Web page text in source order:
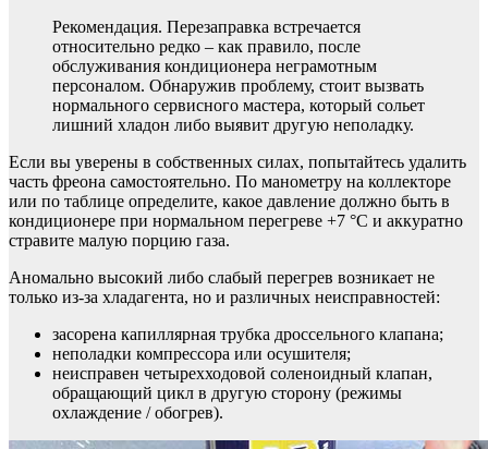
Рекомендация. Перезаправка встречается
относительно редко – как правило, после
обслуживания кондиционера неграмотным
персоналом. Обнаружив проблему, стоит вызвать
нормального сервисного мастера, который сольет
лишний хладон либо выявит другую неполадку.
Если вы уверены в собственных силах, попытайтесь удалить
часть фреона самостоятельно. По манометру на коллекторе
или по таблице определите, какое давление должно быть в
кондиционере при нормальном перегреве +7 °С и аккуратно
стравите малую порцию газа.
Аномально высокий либо слабый перегрев возникает не
только из-за хладагента, но и различных неисправностей:
засорена капиллярная трубка дроссельного клапана;
неполадки компрессора или осушителя;
неисправен четырехходовой соленоидный клапан,
обращающий цикл в другую сторону (режимы
охлаждение / обогрев).